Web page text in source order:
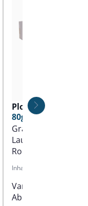
Plotterpapier
80g/m², 610mm x
Grammatur:
Laufmeter:
Rollenbreite:
Inhalt:
Varianten ab
Ab